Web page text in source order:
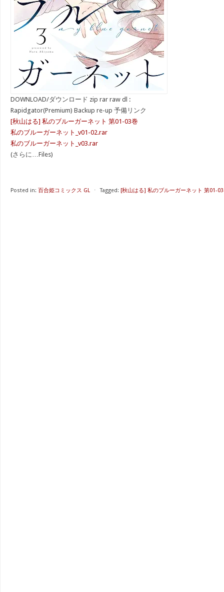
DOWNLOAD/ダウンロード zip rar raw dl :
Rapidgator(Premium) Backup re-up 予備リンク
[秋山はる] 私のブルーガーネット 第01-03巻
私のブルーガーネット_v01-02.rar
私のブルーガーネット_v03.rar
(さらに…Files)
Posted in: 百合姫コミックス GL ⋅ Tagged: [秋山はる] 私のブルーガーネット 第01-